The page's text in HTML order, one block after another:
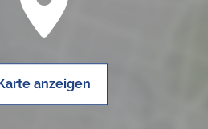
anzeigen